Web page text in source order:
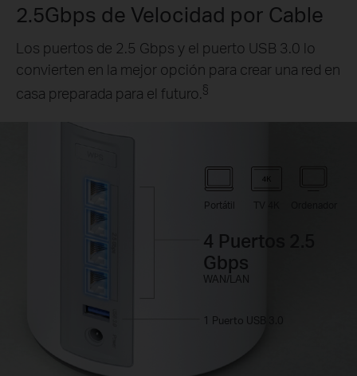
2.5Gbps de Velocidad por Cable
Los puertos de 2.5 Gbps y el puerto USB 3.0 lo
convierten en la mejor opción para crear una red en
casa preparada para el futuro.§
Portátil TV 4K
4 Puertos 2.5
Gbps
WAN/LAN
1 Puerto USB 3.0